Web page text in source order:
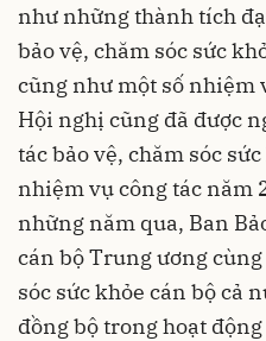
như những thành tích
bảo vệ, chăm sóc sức
cũng như một số nhiệm
Hội nghị cũng đã được
tác bảo vệ, chăm sóc
nhiệm vụ công tác năm
những năm qua, Ban
cán bộ Trung ương
sóc sức khỏe cán bộ cả
đồng bộ trong hoạt